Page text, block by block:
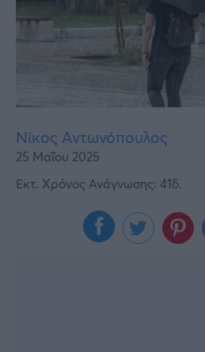
Γυναίκα
Νίκος Αντωνόπουλος
25 Μαΐου 2025
Εκτ. Χρόνος Ανάγνωσης: 41δ.